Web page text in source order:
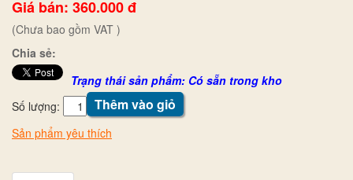
Giá bán: 360.000 đ
(Chưa bao gồm VAT )
Chia sẻ:
Trạng thái sản phẩm: Có sẵn trong kho
Số lượng:
Thêm vào giỏ
Sản phẩm yêu thích